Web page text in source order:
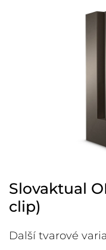
Slovaktual
clip)
Další tvarové